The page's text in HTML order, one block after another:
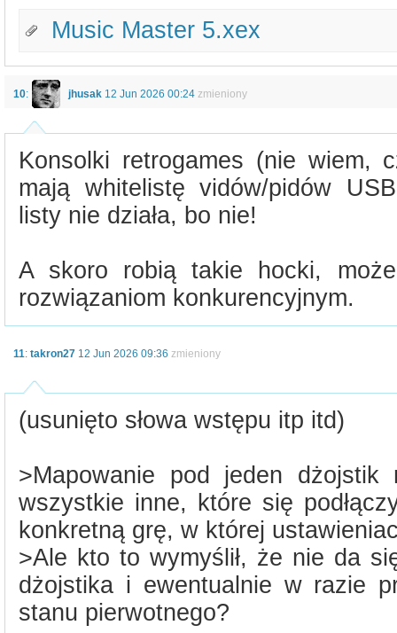
Music Master 5.xex
10: jhusak 12 Jun 2026 00:24 zmieniony
Konsolki retrogames (nie wiem,
mają whitelistę vidów/pidów
listy nie działa, bo nie!
A skoro robią takie hocki,
rozwiązaniom konkurencyjnym.
11: takron27 12 Jun 2026 09:36 zmieniony
(usunięto słowa wstępu itp itd)
>Mapowanie pod jeden dżojstik
wszystkie inne, które się
konkretną grę, w której
>Ale kto to wymyślił, że nie da
dżojstika i ewentualnie w razie
stanu pierwotnego?